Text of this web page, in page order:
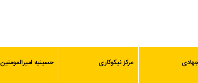
مرکز نیکوکاری حسینیه امیرالمومنین